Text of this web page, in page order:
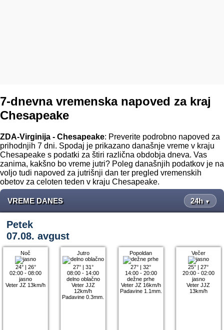
7-dnevna vremenska napoved za kraj
Chesapeake
ZDA-Virginija - Chesapeake: Preverite podrobno napoved za
prihodnjih 7 dni. Spodaj je prikazano današnje vreme v kraju
Chesapeake s podatki za štiri različna obdobja dneva. Vas
zanima, kakšno bo vreme jutri? Poleg današnjih podatkov je na
voljo tudi napoved za jutrišnji dan ter pregled vremenskih
obetov za celoten teden v kraju Chesapeake.
VREME DANES 24h ▼
Petek
07.08. avgust
Noč
24°| 26°
02:00 - 08:00
jasno
Veter JZ 13km/h
Jutro
27°| 31°
08:00 - 14:00
delno oblačno
Veter JJZ
12km/h
Padavine 0.3mm.
Popoldan
27° |32°
14:00 - 20:00
dežne prhe
Veter JZ 16km/h
Padavine 1.1mm.
Večer
25° |27°
20:00 - 02:00
jasno
Veter JJZ
13km/h